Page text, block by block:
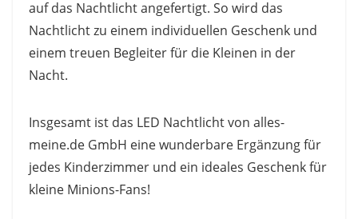
auf das Nachtlicht angefertigt. So wird das
Nachtlicht zu einem individuellen Geschenk und
einem treuen Begleiter für die Kleinen in der
Nacht.
Insgesamt ist das LED Nachtlicht von alles-
meine.de GmbH eine wunderbare Ergänzung für
jedes Kinderzimmer und ein ideales Geschenk für
kleine Minions-Fans!